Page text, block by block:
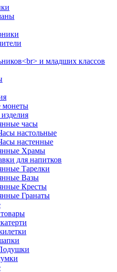
и младших классов
монеты
часы
настольные
настенные
Храмы
для напитков
Тарелки
Вазы
Кресты
Гранаты